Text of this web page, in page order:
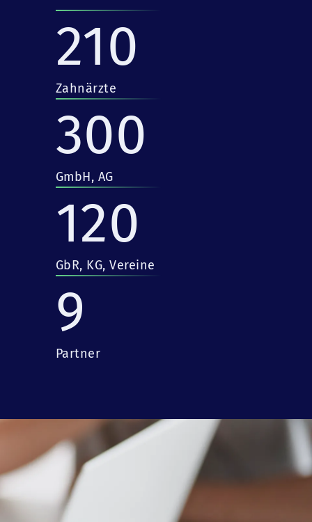
210
Zahnärzte
300
GmbH, AG
120
GbR, KG, Vereine
9
Partner